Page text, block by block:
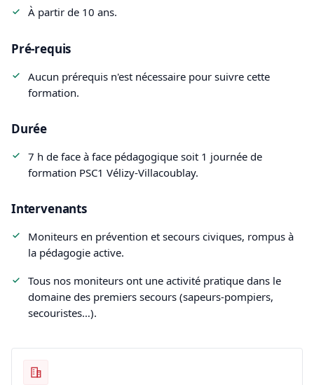
À partir de 10 ans.
Pré-requis
Aucun prérequis n'est nécessaire pour suivre cette
formation.
Durée
7 h de face à face pédagogique soit 1 journée de
formation PSC1 Vélizy-Villacoublay.
Intervenants
Moniteurs en prévention et secours civiques, rompus à
la pédagogie active.
Tous nos moniteurs ont une activité pratique dans le
domaine des premiers secours (sapeurs-pompiers,
secouristes…).